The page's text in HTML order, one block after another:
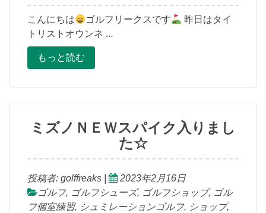
こんにちは ゴルフリークスです
昨日はタイ
トリストオウンネ …
もっと読む
ミズノＮＥＷスパイク入りまし
た☆
投稿者: golffreaks
2023年2月16日
ゴルフ, ゴルフシューズ, ゴルフショップ, ゴル
フ個室練習, シュミレーションゴルフ, ショップ,